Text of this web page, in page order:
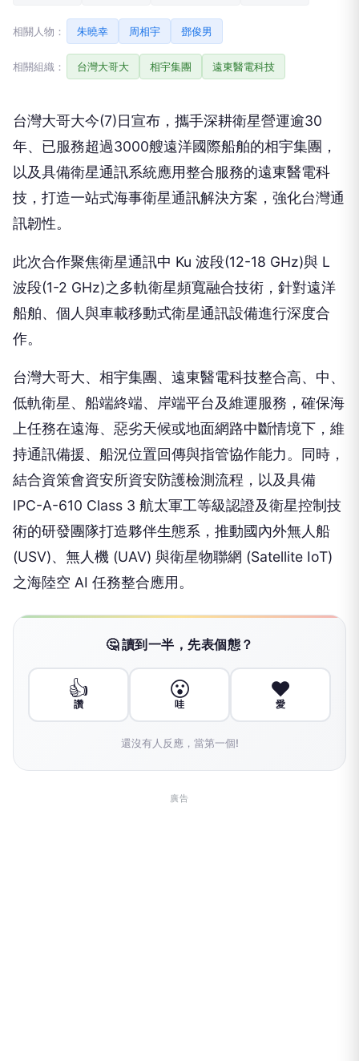
相關人物： 朱曉幸 周相宇 鄧俊男
相關組織： 台灣大哥大 相宇集團 遠東醫電科技
台灣大哥大今(7)日宣布，攜手深耕衛星營運逾30
年、已服務超過3000艘遠洋國際船舶的相宇集團，
以及具備衛星通訊系統應用整合服務的遠東醫電科
技，打造一站式海事衛星通訊解決方案，強化台灣通
訊韌性。
此次合作聚焦衛星通訊中 Ku 波段(12-18 GHz)與 L
波段(1-2 GHz)之多軌衛星頻寬融合技術，針對遠洋
船舶、個人與車載移動式衛星通訊設備進行深度合
作。
台灣大哥大、相宇集團、遠東醫電科技整合高、中、
低軌衛星、船端終端、岸端平台及維運服務，確保海
上任務在遠海、惡劣天候或地面網路中斷情境下，維
持通訊備援、船況位置回傳與指管協作能力。同時，
結合資策會資安所資安防護檢測流程，以及具備
IPC-A-610 Class 3 航太軍工等級認證及衛星控制技
術的研發團隊打造夥伴生態系，推動國內外無人船
(USV)、無人機 (UAV) 與衛星物聯網 (Satellite IoT)
之海陸空 AI 任務整合應用。
🤔 讀到一半，先表個態？
👍
讚
😮
哇
❤️
愛
還沒有人反應，當第一個!
廣告